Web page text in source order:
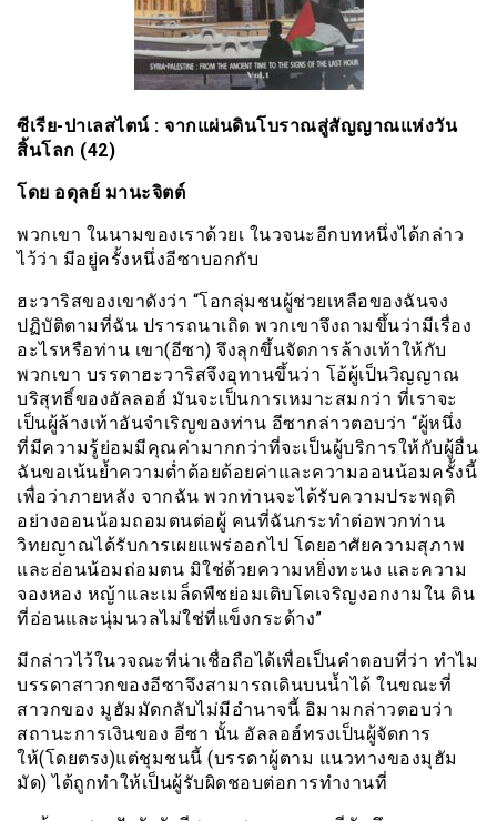
ซีเรีย​-ปาเลสไตน์​ : จากแผ่นดินโบราณสู่สัญญาณ​แห่งวัน
สิ้นโลก​ (42)
โดย​ อดุลย์​ มานะจิตต์
พวกเขา ในนามของเราด้วยเ ในวจนะอีกบทหนึ่งได้กล่าว
ไว้ว่า มีอยู่ครั้งหนึ่งอีซาบอกกับ
ฮะวาริสของเขาดังว่า “โอกลุ่มชนผู้ช่วยเหลือของฉันจง
ปฏิบัติตามที่ฉัน ปรารถนาเถิด พวกเขาจึงถามขึ้นว่ามีเรื่อง
อะไรหรือท่าน เขา(อีซา) จึงลุกขึ้นจัดการล้างเท้าให้กับ
พวกเขา บรรดาฮะวาริสจึงอุทานขึ้นว่า โอ้ผู้เป็นวิญญาณ
บริสุทธิ์ของอัลลอฮ์ มันจะเป็นการเหมาะสมกว่า ที่เราจะ
เป็นผู้ล้างเท้าอันจำเริญของท่าน อีซากล่าวตอบว่า “ผู้หนึ่ง
ที่มีความรู้ย่อมมีคุณค่ามากกว่าที่จะเป็นผู้บริการให้กับผู้อื่น
ฉันขอเน้นย้ำความต่ำต้อยด้อยค่าและความออนน้อมครั้งนี้
เพื่อว่าภายหลัง จากฉัน พวกท่านจะได้รับความประพฤติ
อย่างออนน้อมถอมตนต่อผู้ คนที่ฉันกระทำต่อพวกท่าน
วิทยญาณได้รับการเผยแพร่ออกไป โดยอาศัยความสุภาพ
และอ่อนน้อมถ่อมตน มิใช่ด้วยความหยิ่งทะนง และความ
จองหอง หญ้าและเมล็ดพืชย่อมเติบโตเจริญงอกงามใน ดิน
ที่อ่อนและนุ่มนวลไม่ใช่ที่แข็งกระด้าง”
มีกล่าวไว้ในวจณะที่น่าเชื่อถือได้เพื่อเป็นคำตอบที่ว่า ทำไม
บรรดาสาวกของอีซาจึงสามารถเดินบนน้ำได้ ในขณะที่
สาวกของ มูฮัมมัดกลับไม่มีอำนาจนี้ อิมามกล่าวตอบว่า
สถานะการเงินของ อีซา นั้น อัลลอฮ์ทรงเป็นผู้จัดการ
ให้(โดยตรง)แต่ชุมชนนี้ (บรรดาผู้ตาม แนวทางของมุฮัม
มัด) ได้ถูกทำให้เป็นผู้รับผิดชอบต่อการทำงานที่